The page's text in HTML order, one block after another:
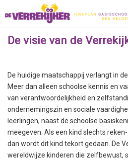
Privacy Protocol Social Media
Home Nieuws
De visie van de
De huidige maatschappij verlangt in
Meer dan alleen schoolse kennis en
van verantwoordelijkheid en
ondernemingszin en sociale
leerlingen, naast de schoolse
meegeven. Als een kind slechts
dan wordt dit kind tekort gedaan. De
wereldwijze kinderen die zelfbewust,